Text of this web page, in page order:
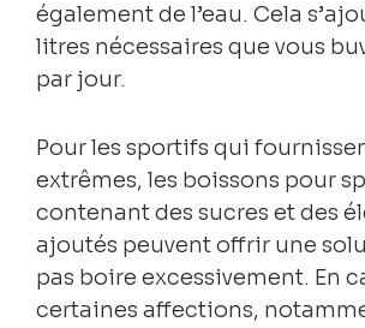
également de l’eau. Cela
litres nécessaires que vous
par jour.
Pour les sportifs qui
extrêmes, les boissons pour
contenant des sucres et des
ajoutés peuvent offrir une
pas boire excessivement. En
certaines affections,